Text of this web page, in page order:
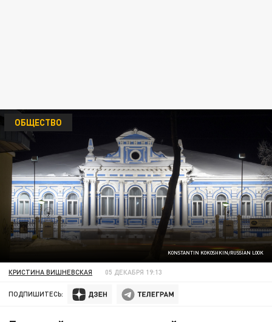
KONSTANTIN KOKOSHKIN/RUSSIAN LOOK
ОБЩЕСТВО
КРИСТИНА ВИШНЕВСКАЯ 05 ДЕКАБРЯ 19:13
ПОДПИШИТЕСЬ: